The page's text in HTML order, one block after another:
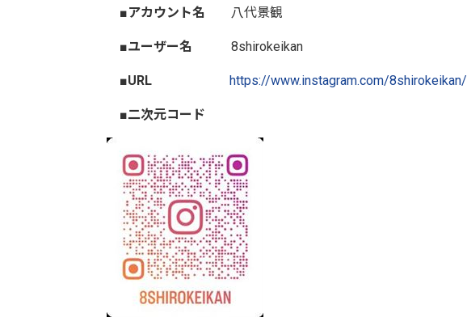
■アカウント名 八代景観
■ユーザー名 8shirokeikan
■URL https://www.instagram.com/8shirokeikan/
■二次元コード